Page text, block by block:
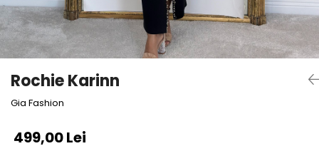
Paltoane
Sacouri
Traditional
Rochie Karinn
Gia Fashion
499,00 Lei